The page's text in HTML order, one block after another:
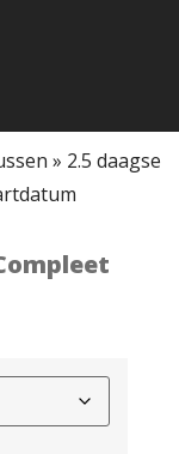
» 2.5 daagse